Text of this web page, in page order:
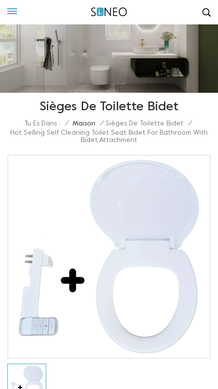
Sièges De Toilette Bidet
Tu Es Dans : / Maison / Sièges De Toilette Bidet
/
Hot Selling Self Cleaning Toilet Seat Bidet For Bathroom With
Bidet Attachment